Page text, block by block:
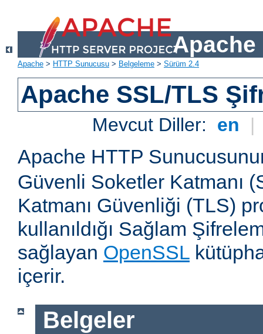
Apache
Apache > HTTP Sunucusu > Belgeleme > Sürüm 2.4
Apache SSL/TLS
Mevcut Diller: en |
Apache HTTP
Güvenli Soketler Katmanı
Katmanı Güvenliği (TLS)
kullanıldığı Sağlam
sağlayan OpenSSL
içerir.
Belgeler